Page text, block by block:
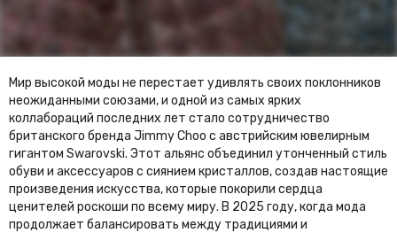
Мир высокой моды не перестает удивлять своих поклонников
неожиданными союзами, и одной из самых ярких
коллабораций последних лет стало сотрудничество
британского бренда Jimmy Choo с австрийским ювелирным
гигантом Swarovski. Этот альянс объединил утонченный стиль
обуви и аксессуаров с сиянием кристаллов, создав настоящие
произведения искусства, которые покорили сердца
ценителей роскоши по всему миру. В 2025 году, когда мода
продолжает балансировать между традициями и